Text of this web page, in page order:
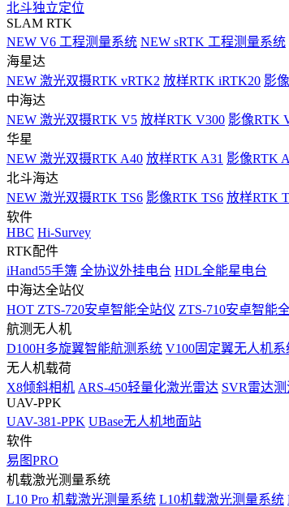
北斗独立定位
SLAM RTK
NEW V6 工程测量系统 NEW sRTK 工程测量系统
海星达
NEW 激光双摄RTK vRTK2 放样RTK iRTK20 影
中海达
NEW 激光双摄RTK V5 放样RTK V300 影像RTK
华星
NEW 激光双摄RTK A40 放样RTK A31 影像RTK
北斗海达
NEW 激光双摄RTK TS6 影像RTK TS6 放样RTK
软件
HBC Hi-Survey
RTK配件
iHand55手簿 全协议外挂电台 HDL全能星电台
中海达全站仪
HOT ZTS-720安卓智能全站仪 ZTS-710安卓智能
航测无人机
D100H多旋翼智能航测系统 V100固定翼无人机系
无人机载荷
X8倾斜相机 ARS-450轻量化激光雷达 SVR雷达
UAV-PPK
UAV-381-PPK UBase无人机地面站
软件
易图PRO
机载激光测量系统
L10 Pro 机载激光测量系统 L10机载激光测量系统